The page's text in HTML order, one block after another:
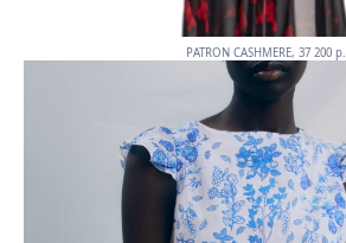
PATRON CASHMERE, 37 200 p.